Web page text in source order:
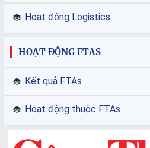
Hoạt động Logistics
HOẠT ĐỘNG FTAS
Kết quả FTAs
Hoạt động thuộc FTAs